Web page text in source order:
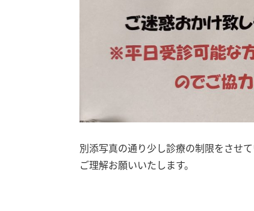
別添写真の通り少し診療の制限をさせて
ご理解お願いいたします。